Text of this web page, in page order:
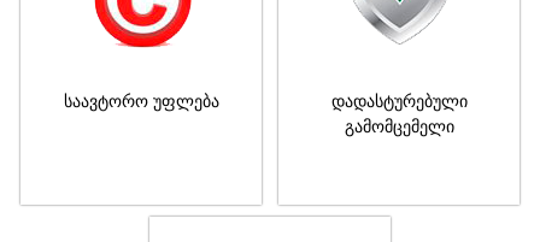
საავტორო უფლება
დადასტურებული
გამომცემელი